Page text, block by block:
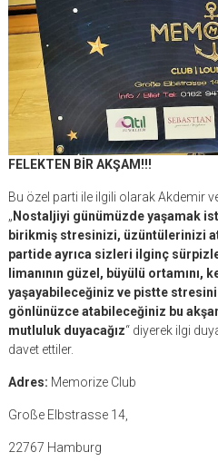
FELEKTEN BİR AKŞAM!!!
Bu özel parti ile ilgili olarak Akdemir
„ Nostaljiyi günümüzde yaşamak
birikmiş stresinizi, üzüntülerinizi
partide ayrıca sizleri ilginç
limanının güzel, büyülü
yaşayabileceğiniz ve pistte
gönlünüzce atabileceğiniz bu
mutluluk duyacağız“ diyerek ilgi
davet ettiler.
Adres: Memorize Club
Große Elbstrasse 14,
22767 Hamburg